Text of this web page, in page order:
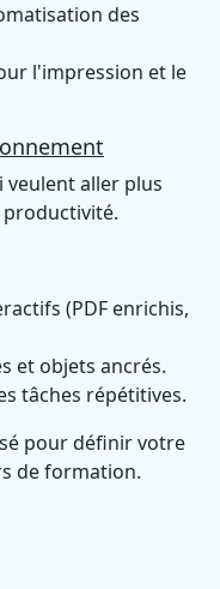
des
l'impression et le
veulent aller plus
productivité.
(PDF enrichis,
et objets ancrés.
tâches répétitives.
pour définir votre
de formation.